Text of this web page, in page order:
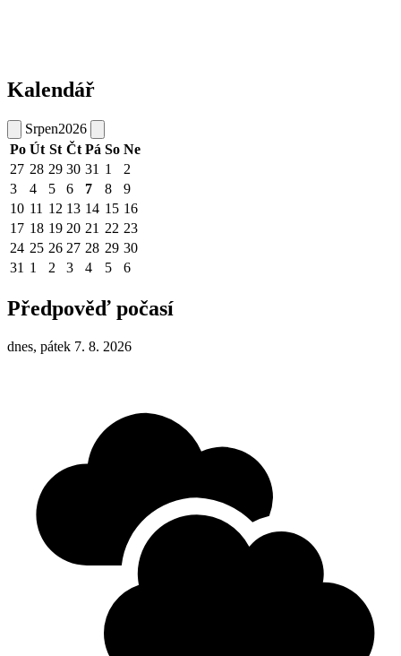
Kalendář
Srpen2026
Po Út St Čt Pá So Ne
27 28 29 30 31 1
2
3
4 5 6 7 8
9
10 11 12 13 14 15 16
17 18 19 20 21 22 23
24 25 26 27 28 29 30
31 1 2 3 4 5 6
Předpověď počasí
dnes, pátek 7. 8. 2026